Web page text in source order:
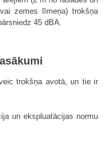
zemes līmeņa) trokšņa
45 dBA.
trokšņa avotā, un tie ir
un ekspluatācijas normu